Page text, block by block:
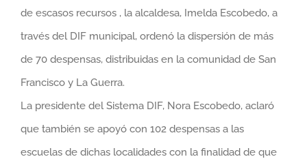
Image
de escasos recursos , la alcaldesa, Imelda Escobedo, a
través del DIF municipal, ordenó la dispersión de más
de 70 despensas, distribuidas en la comunidad de San
Francisco y La Guerra.
La presidente del Sistema DIF, Nora Escobedo, aclaró
que también se apoyó con 102 despensas a las
escuelas de dichas localidades con la finalidad de que